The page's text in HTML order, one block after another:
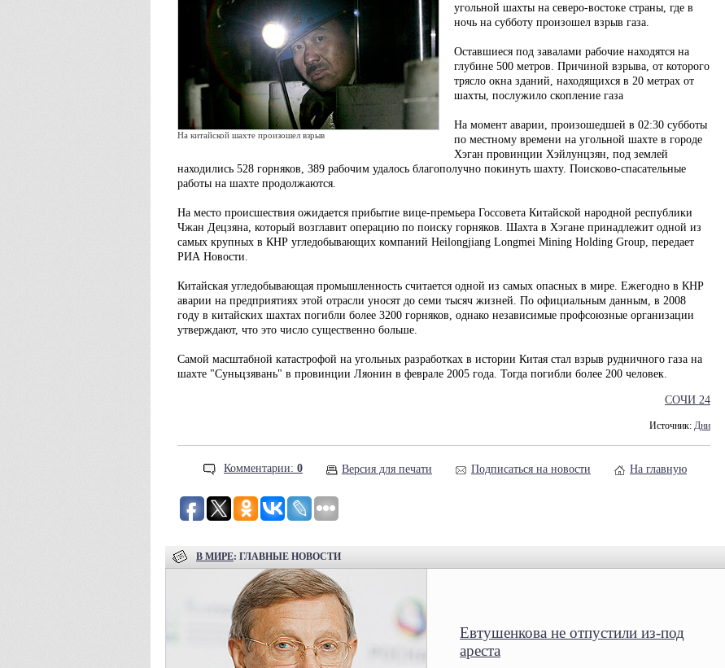
На китайской шахте произошел взрыв
угольной шахты на северо-востоке страны, где в
ночь на субботу произошел взрыв газа.
Оставшиеся под завалами рабочие находятся на
глубине 500 метров. Причиной взрыва, от которого
трясло окна зданий, находящихся в 20 метрах от
шахты, послужило скопление газа
На момент аварии, произошедшей в 02:30 субботы
по местному времени на угольной шахте в городе
Хэган провинции Хэйлунцзян, под землей
находились 528 горняков, 389 рабочим удалось благополучно покинуть шахту. Поисково-спасательные
работы на шахте продолжаются.
На место происшествия ожидается прибытие вице-премьера Госсовета Китайской народной республики
Чжан Децзяна, который возглавит операцию по поиску горняков. Шахта в Хэгане принадлежит одной из
самых крупных в КНР угледобывающих компаний Heilongjiang Longmei Mining Holding Group, передает
РИА Новости.
Китайская угледобывающая промышленность считается одной из самых опасных в мире. Ежегодно в КНР
аварии на предприятиях этой отрасли уносят до семи тысяч жизней. По официальным данным, в 2008
году в китайских шахтах погибли более 3200 горняков, однако независимые профсоюзные организации
утверждают, что это число существенно больше.
Самой масштабной катастрофой на угольных разработках в истории Китая стал взрыв рудничного газа на
шахте "Суньцзявань" в провинции Ляонин в феврале 2005 года. Тогда погибли более 200 человек.
СОЧИ 24
Источник: Дни
Комментарии: 0 Версия для печати Подписаться на новости На главную
В МИРЕ: ГЛАВНЫЕ НОВОСТИ
Евтушенкова не отпустили из-под
ареста